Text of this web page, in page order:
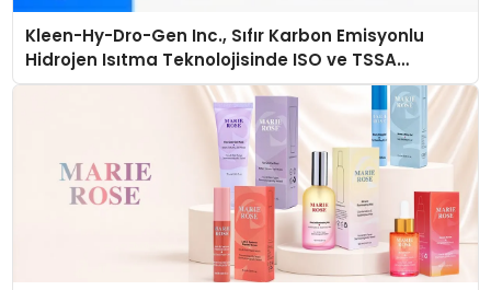
Kleen-Hy-Dro-Gen Inc., Sıfır Karbon Emisyonlu
Hidrojen Isıtma Teknolojisinde ISO ve TSSA
Düzenleyici Onaylarını Aldı